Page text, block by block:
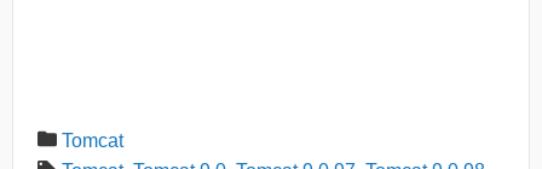
Tomcat